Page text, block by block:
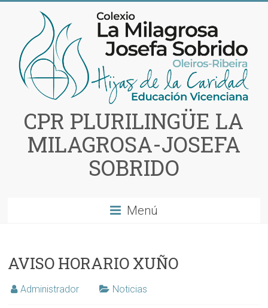
contenido
CPR PLURILINGÜE LA
MILAGROSA-JOSEFA
SOBRIDO
Menú
AVISO HORARIO XUÑO
Administrador Noticias